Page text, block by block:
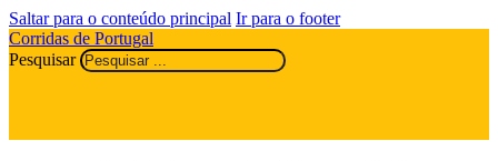
Saltar para o conteúdo principal Ir para o footer
Corridas de Portugal
Pesquisar